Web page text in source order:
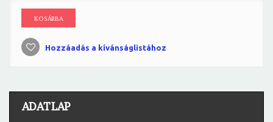
KOSÁRBA
Hozzáadás a kívánságlistához
ADATLAP